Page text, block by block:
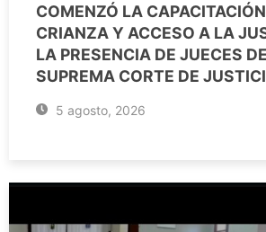
COMENZÓ LA
CRIANZA Y ACCESO A LA
LA PRESENCIA DE JUECES
SUPREMA CORTE DE
5 agosto, 2026